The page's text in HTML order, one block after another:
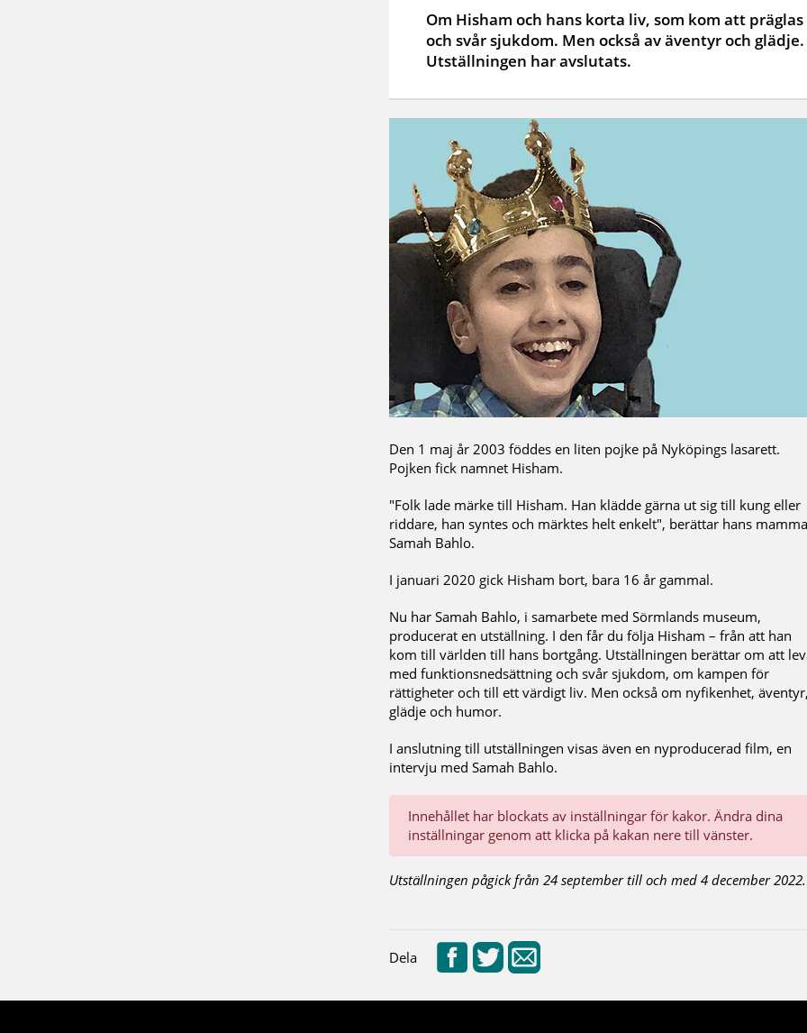
Om Hisham och hans korta liv, som kom att
och svår sjukdom. Men också av äventyr och glädje.
Utställningen har avslutats.
Den 1 maj år 2003 föddes en liten pojke på Nyköpings lasarett.
Pojken fick namnet Hisham.
"Folk lade märke till Hisham. Han klädde gärna ut sig till kung eller
riddare, han syntes och märktes helt enkelt", berättar hans mamma
Samah Bahlo.
I januari 2020 gick Hisham bort, bara 16 år gammal.
Nu har Samah Bahlo, i samarbete med Sörmlands museum,
producerat en utställning. I den får du följa Hisham – från att han
kom till världen till hans bortgång. Utställningen berättar om att
med funktionsnedsättning och svår sjukdom, om kampen för
rättigheter och till ett värdigt liv. Men också om nyfikenhet,
glädje och humor.
I anslutning till utställningen visas även en nyproducerad film, en
intervju med Samah Bahlo.
Innehållet har blockats av inställningar för kakor. Ändra dina
inställningar genom att klicka på kakan nere till vänster.
Utställningen pågick från 24 september till och med 4 december 2022.
Dela